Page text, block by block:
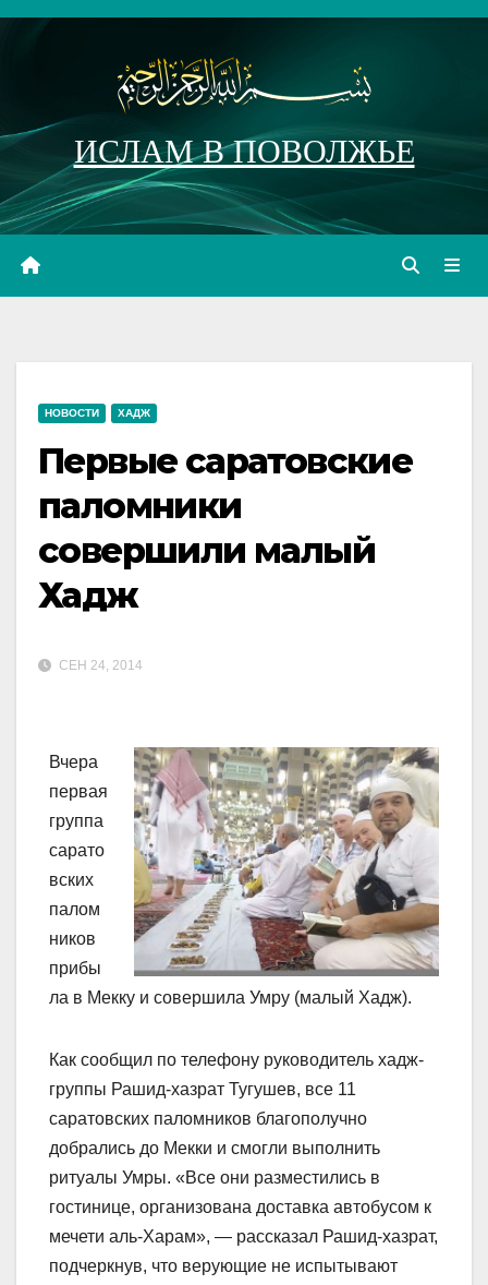
Перейти
ИСЛАМ В ПОВОЛЖЬЕ
НОВОСТИ ХАДЖ
Первые саратовские
паломники
совершили малый
Хадж
СЕН 24, 2014
Вчера
первая
группа
сарато
вских
палом
ников
прибы
ла в Мекку и совершила Умру (малый Хадж).
Как сообщил по телефону руководитель хадж-
группы Рашид-хазрат Тугушев, все 11
саратовских паломников благополучно
добрались до Мекки и смогли выполнить
ритуалы Умры. «Все они разместились в
гостинице, организована доставка автобусом к
мечети аль-Харам», — рассказал Рашид-хазрат,
подчеркнув, что верующие не испытывают